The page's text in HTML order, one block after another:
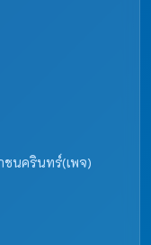
ชนครินทร์(เพจ)